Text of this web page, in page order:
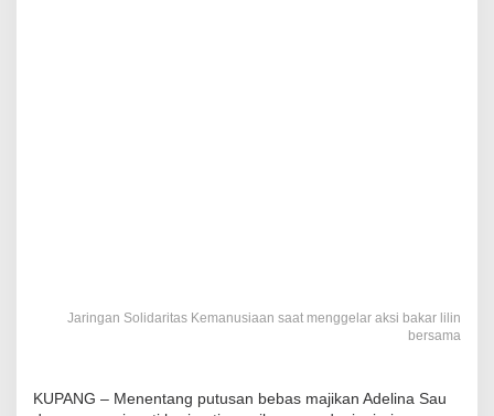
Jaringan Solidaritas Kemanusiaan saat menggelar aksi bakar lilin
bersama
KUPANG – Menentang putusan bebas majikan Adelina Sau